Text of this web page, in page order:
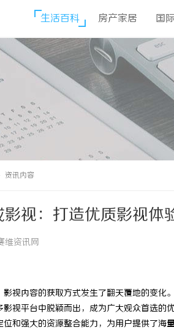
生活百科 房产家居 国
资讯内容
视：打造优质影视体
资讯网
影视内容的获取方式发生了翻天覆地的变
影视平台中脱颖而出，成为广大观众首选的
和强大的资源整合能力，为用户提供了